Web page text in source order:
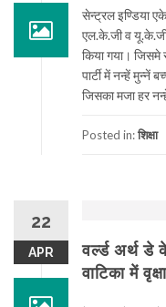
सेन्ट्रल इण्डिया
एल.के.जी व
किया गया। जिसमे
पार्टी में नन्हें मुन्नें
जिसका मजा हर
Posted in:शिक्षा
22
APR
वर्ल्ड अर्थ डे
वाटिका में